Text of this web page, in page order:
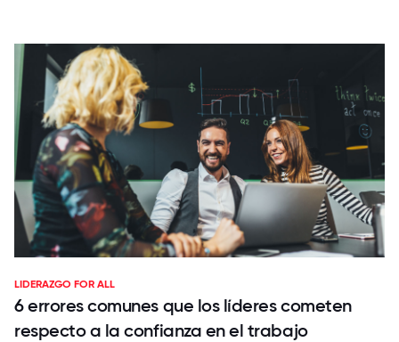
LIDERAZGO FOR ALL
6 errores comunes que los líderes cometen
respecto a la confianza en el trabajo